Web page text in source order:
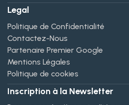
Legal
Politique de Confidentialité
Contactez-Nous
Partenaire Premier Google
Mentions Légales
Politique de cookies
Inscription à la Newsletter